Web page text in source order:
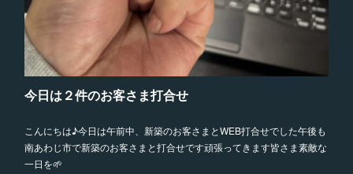
今日は２件のお客さま打合せ
こんにちは♪今日は午前中、新築のお客さまとWEB打合せでした午後も
南あわじ市で新築のお客さまと打合せです頑張ってきます皆さま素敵な
一日を🌱